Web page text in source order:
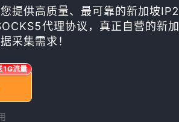
提供高质量、最可靠的新加坡
代理协议，真正自营的新
采集需求！
1G流量